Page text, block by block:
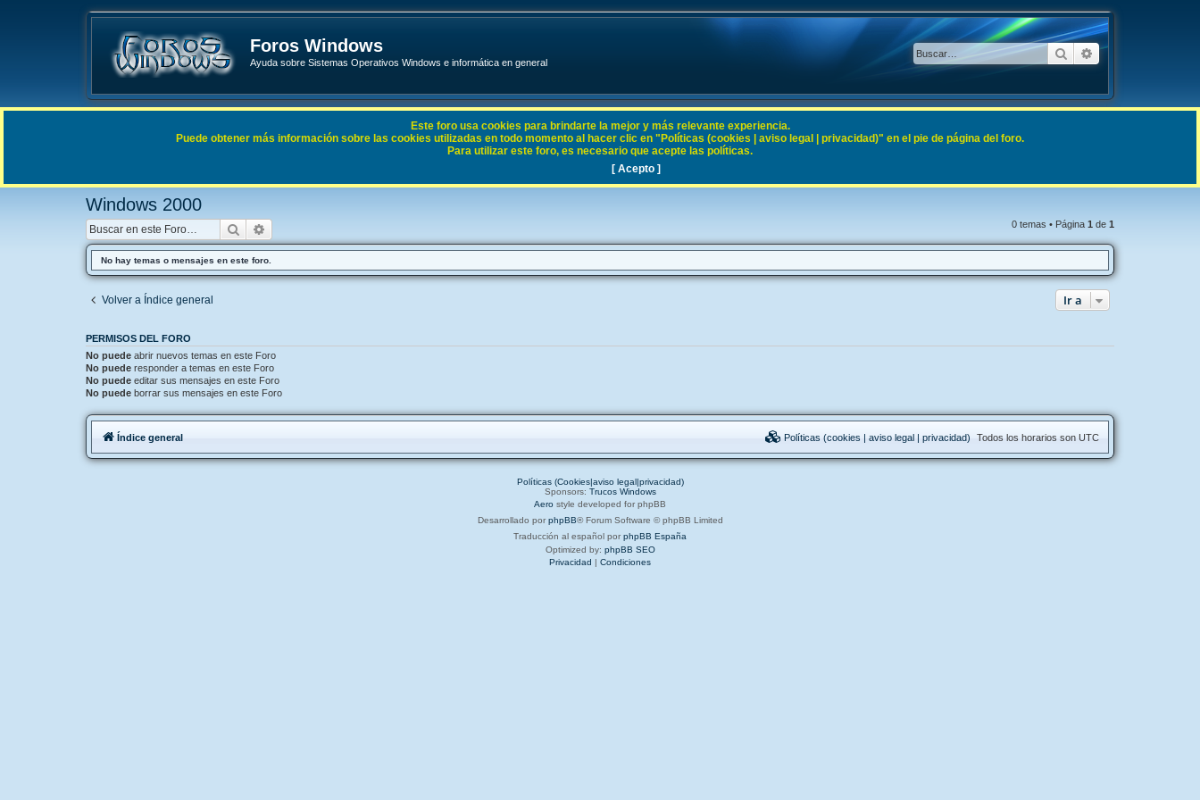
Foros Windows
Ayuda sobre Sistemas Operativos Windows e informática en general
BuscarBúsqueda
Enlaces rápidos FAQ
Windows 2000
Buscar 0 temas • Página 1 de 1
No hay temas o mensajes en este foro.
Volver a Índice general Ir a
PERMISOS DEL FORO
No puede abrir nuevos temas en este Foro
No puede responder a temas en este Foro
No puede editar sus mensajes en este Foro
No puede borrar sus mensajes en este Foro
Este foro usa cookies para brindarte la mejor y más relevante experiencia.
Puede obtener más información sobre las cookies utilizadas en todo momento al hacer clic en "Políticas (cookies | aviso legal | privacidad)" en el pie de página del foro.
Para utilizar este foro, es necesario que acepte las políticas.
[ Acepto ]
Índice general Todos los horarios son UTC
Políticas (cookies | aviso legal | privacidad)
Políticas (Cookies|aviso legal|privacidad)
Sponsors: Trucos Windows
Aero style developed for phpBB
Desarrollado por phpBB® Forum Software © phpBB Limited
Traducción al español por phpBB España
Optimized by: phpBB SEO
Privacidad | Condiciones